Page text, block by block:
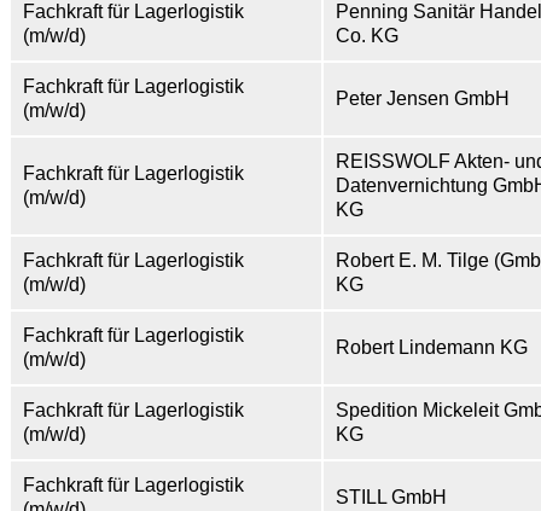
Fachkraft für Lagerlogistik
(m/w/d)
Penning Sanitär
Co. KG
Fachkraft für Lagerlogistik
(m/w/d)
Peter Jensen GmbH
Fachkraft für Lagerlogistik
(m/w/d)
REISSWOLF Akten-
Datenvernichtung
KG
Fachkraft für Lagerlogistik
(m/w/d)
Robert E. M. Tilge
KG
Fachkraft für Lagerlogistik
(m/w/d)
Robert Lindemann KG
Fachkraft für Lagerlogistik
(m/w/d)
Spedition Mickeleit
KG
Fachkraft für Lagerlogistik
STILL GmbH